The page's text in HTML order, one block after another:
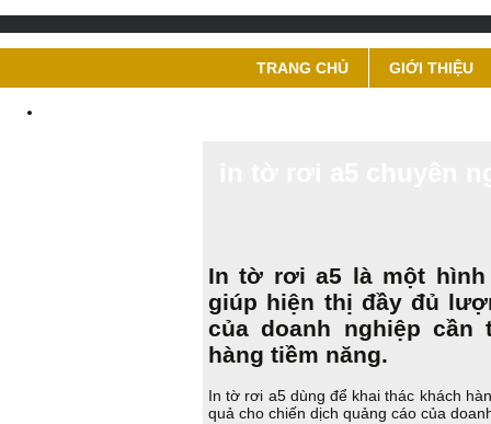
TRANG CHỦ GIỚI THIỆU
In tờ rơi a5 là một
giúp hiện thị đầy đủ
của doanh nghiệp
hàng tiềm năng.
In tờ rơi a5 dùng để khai thác khách
quả cho chiến dịch quảng cáo của